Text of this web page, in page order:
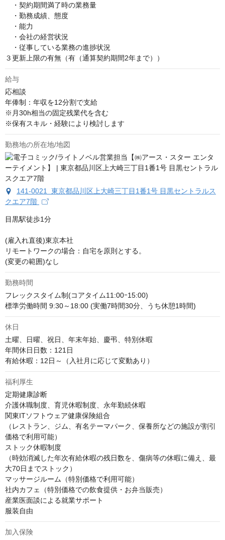
・契約期間満了時の業務量
・勤務成績、態度
・能⼒
・会社の経営状況
・従事している業務の進捗状況
３更新上限の有無（有（通算契約期間2年まで））
給与
応相談
年俸制：年収を12分割で支給
※月30h相当の固定残業代を含む
※保有スキル・経験により検討します
勤務地の所在地/地図
141-0021 東京都品川区上大崎三丁目1番1号 目黒セントラルス
クエア7階
目黒駅徒歩1分
(雇入れ直後)東京本社
リモートワークの場合：自宅を原則とする。
(変更の範囲)なし
勤務時間
フレックスタイム制(コアタイム11:00ｰ15:00)
標準労働時間 9:30～18:00 (実働7時間30分、うち休憩1時間)
休日
土曜、日曜、祝日、年末年始、慶弔、特別休暇
年間休日日数：121日
有給休暇：12日～（入社月に応じて変動あり）
福利厚生
定期健康診断
介護休職制度、育児休暇制度、永年勤続休暇
関東ITソフトウェア健康保険組合
（レストラン、ジム、有名テーマパーク、保養所などの施設が割引
価格で利用可能）
ストック休暇制度
（時効消滅した年次有給休暇の残日数を、傷病等の休暇に備え、最
大70日までストック）
マッサージルーム（特別価格で利用可能）
社内カフェ（特別価格での飲食提供・お弁当販売）
産業医面談による就業サポート
服装自由
加入保険